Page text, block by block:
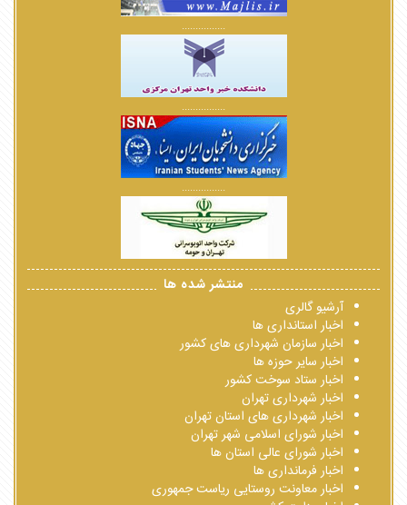
................
................
................
منتشر شده ها
آرشیو گالری
اخبار استانداری ها
اخبار سازمان شهرداری های کشور
اخبار سایر حوزه ها
اخبار ستاد سوخت کشور
اخبار شهرداری تهران
اخبار شهرداری های استان تهران
اخبار شورای اسلامی شهر تهران
اخبار شورای عالی استان ها
اخبار فرمانداری ها
اخبار معاونت روستایی ریاست جمهوری